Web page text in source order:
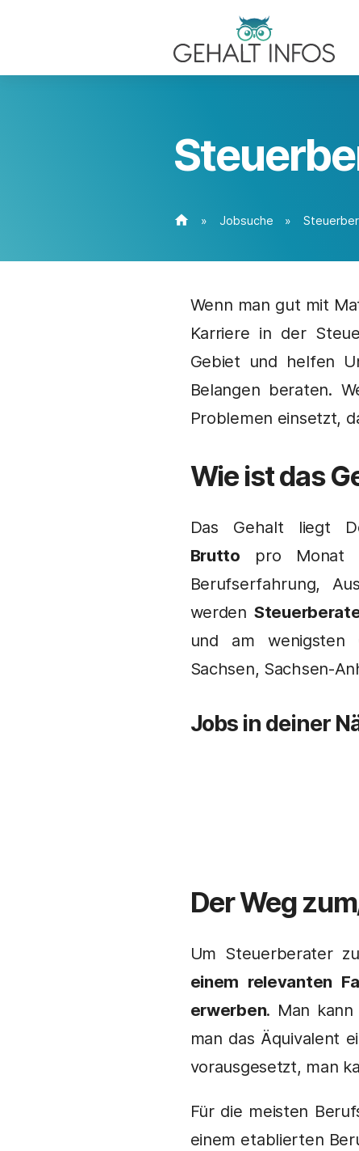
home » Jobsuche »
Wenn man gut mit
Karriere in der
Gebiet und helfen
Belangen beraten.
Problemen einsetzt,
Wie ist das
Das Gehalt liegt
Brutto pro Monat
Berufserfahrung,
werden
und am wenigsten
Sachsen, Sachsen-
Jobs in deiner
Der Weg
Um Steuerberater
einem relevanten
erwerben. Man
man das Äquivalent
vorausgesetzt, man
Für die meisten
einem etablierten